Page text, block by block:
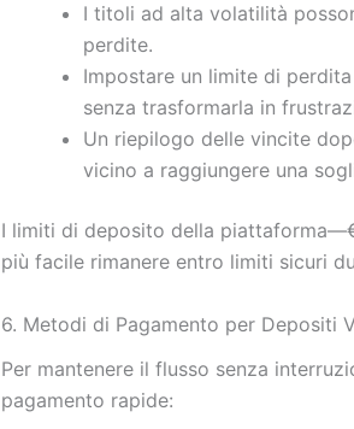
I titoli ad alta volatilità
perdite.
Impostare un limite di
senza trasformarla in
Un riepilogo delle vincite
vicino a raggiungere una
I limiti di deposito della
più facile rimanere entro limiti sicuri
6. Metodi di Pagamento per Depositi
Per mantenere il flusso senza
pagamento rapide: